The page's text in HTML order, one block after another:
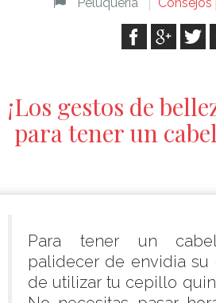
¡Los gestos de
para tener un
Para tener un
palidecer de envidia su
de utilizar tu cepillo